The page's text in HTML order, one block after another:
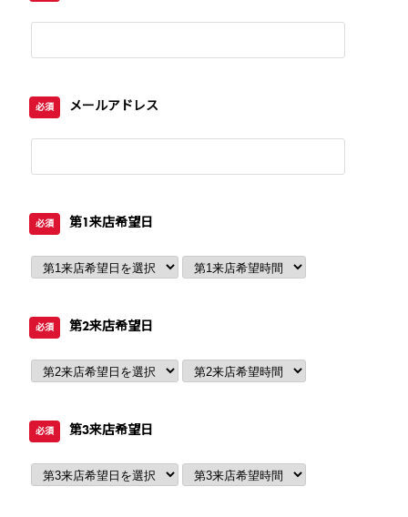
必須 メールアドレス
必須 第1来店希望日
必須 第2来店希望日
必須 第3来店希望日